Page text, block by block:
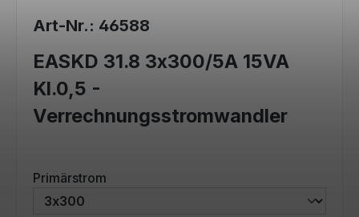
Art-Nr.: 46588
EASKD 31.8 3x300/5A 15VA
Kl.0,5 -
Verrechnungsstromwandler
Primärstrom